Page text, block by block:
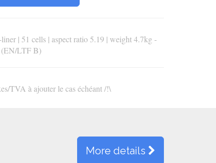
| 51 cells | aspect ratio 5.19 | weight 4.7kg -
(EN/LTF B)
TVA à ajouter le cas échéant /!\
More details